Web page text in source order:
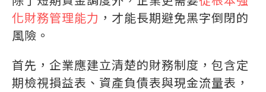
化財務管理能力 ，才能長期避免黑字倒閉的
風險。
首先，企業應建立清楚的財務制度，包含定
期檢視損益表、資產負債表與現金流量表，